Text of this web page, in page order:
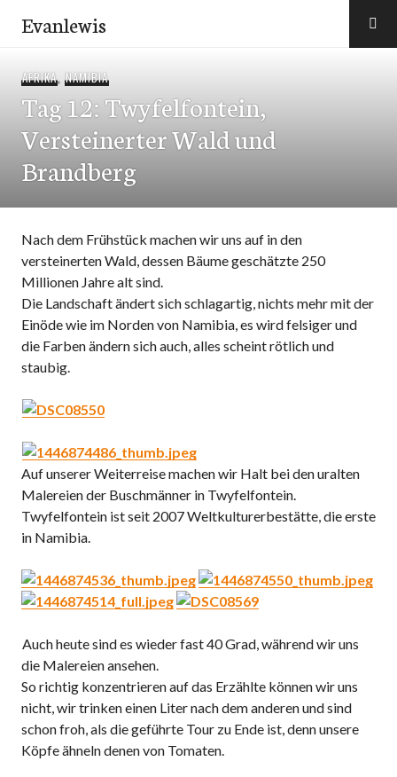
InhaltEvanlewis
AFRIKA, NAMIBIA
Tag 12: Twyfelfontein,
Versteinerter Wald und
Brandberg
Nach dem Frühstück machen wir uns auf in den
versteinerten Wald, dessen Bäume geschätzte 250
Millionen Jahre alt sind.
Die Landschaft ändert sich schlagartig, nichts mehr mit der
Einöde wie im Norden von Namibia, es wird felsiger und
die Farben ändern sich auch, alles scheint rötlich und
staubig.
Auf unserer Weiterreise machen wir Halt bei den uralten
Malereien der Buschmänner in Twyfelfontein.
Twyfelfontein ist seit 2007 Weltkulturerbestätte, die erste
in Namibia.
Auch heute sind es wieder fast 40 Grad, während wir uns
die Malereien ansehen.
So richtig konzentrieren auf das Erzählte können wir uns
nicht, wir trinken einen Liter nach dem anderen und sind
schon froh, als die geführte Tour zu Ende ist, denn unsere
Köpfe ähneln denen von Tomaten.